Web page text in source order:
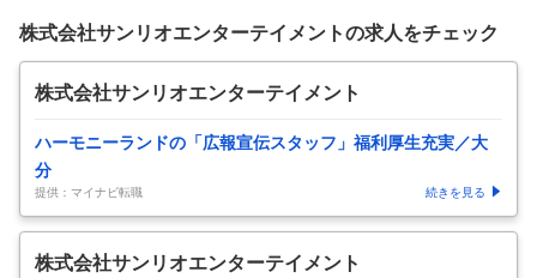
株式会社サンリオエンターテイメントの求人をチェック
株式会社サンリオエンターテイメント
ハーモニーランドの「広報宣伝スタッフ」福利厚生充実／大
分
提供：マイナビ転職 続きを見る
株式会社サンリオエンターテイメント